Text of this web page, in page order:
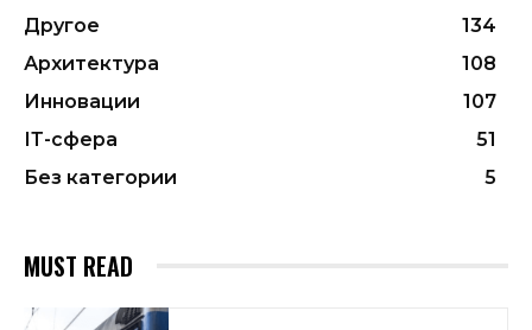
Другое
134
Архитектура
108
Инновации
107
ІТ-сфера
51
Без категории
5
MUST READ